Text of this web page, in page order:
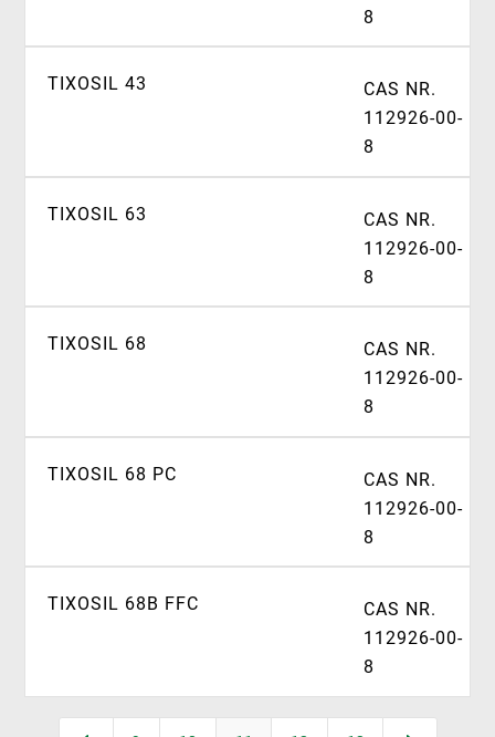
8
TIXOSIL 43
CAS NR.
112926-00-
8
TIXOSIL 63
CAS NR.
112926-00-
8
TIXOSIL 68
CAS NR.
112926-00-
8
TIXOSIL 68 PC
CAS NR.
112926-00-
8
TIXOSIL 68B FFC
CAS NR.
112926-00-
8